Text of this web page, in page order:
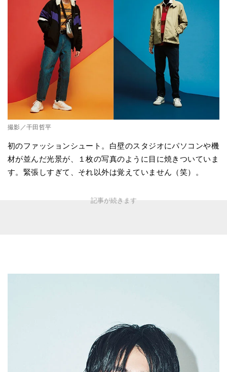
撮影／干田哲平
初のファッションシュート。白壁のスタジオにパソコンや機
材が並んだ光景が、１枚の写真のように目に焼きついていま
す。緊張しすぎて、それ以外は覚えていません（笑）。